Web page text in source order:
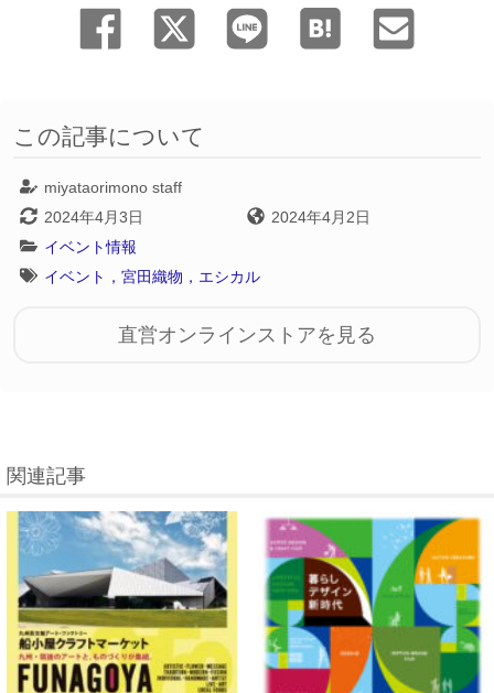
この記事について
miyataorimono staff
2024年4月3日
2024年4月2日
イベント情報
イベント，宮田織物，エシカル
直営オンラインストアを見る
関連記事